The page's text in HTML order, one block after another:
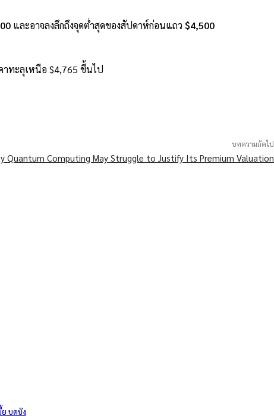
และอาจลงลึกถึงจุดต่ำสุดของสัปดาห์ก่อนแถว $4,500
าทะลุเหนือ $4,765 ขึ้นไป
บทความถัดไป
Quantum Computing May Struggle to Justify Its Premium Valuation
บดบัง